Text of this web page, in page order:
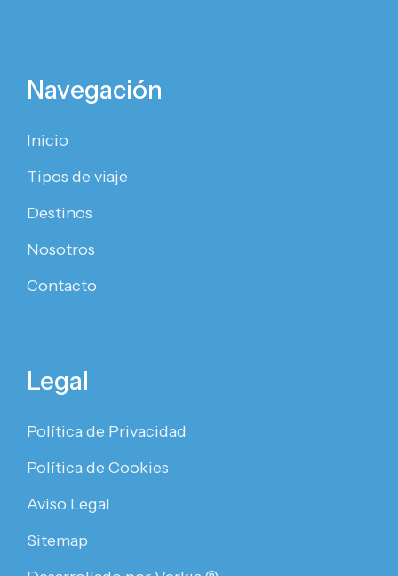
Navegación
Inicio
Tipos de viaje
Destinos
Nosotros
Contacto
Legal
Política de Privacidad
Política de Cookies
Aviso Legal
Sitemap